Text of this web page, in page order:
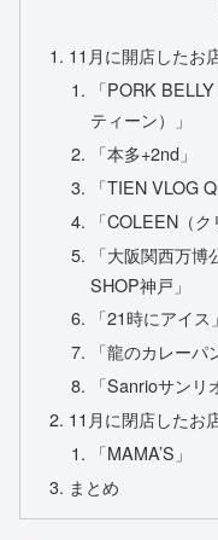
11月に開店したお
「PORK
ティーン）」
「本多+2nd」
「TIEN VLOG
「COLEEN（ク
「大阪関西万
SHOP神戸」
「21時にアイス」
「龍のカレーパ
「Sanrioサンリ
11月に閉店したお
「MAMA’S」
まとめ